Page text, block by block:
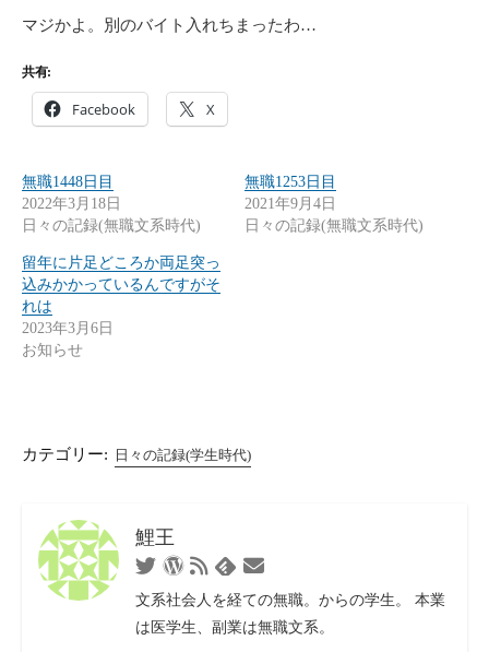
マジかよ。別のバイト入れちまったわ…
共有:
Facebook X
無職1448日目
2022年3月18日
日々の記録(無職文系時代)
無職1253日目
2021年9月4日
日々の記録(無職文系時代)
留年に片足どころか両足突っ
込みかかっているんですがそ
れは
2023年3月6日
お知らせ
カテゴリー: 日々の記録(学生時代)
鯉王
TwitterWordPress
RSS
フ
ー
Feedlyお
合
文系社会人を経ての無職。からの学生。 本業
は医学生、副業は無職文系。